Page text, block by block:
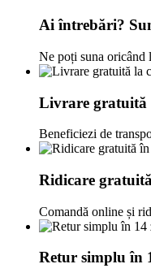
Ai întrebări?
Ne poți suna oricând
Livrare gratuită
Beneficiezi de
Ridicare
Comandă online și
Retur simplu în